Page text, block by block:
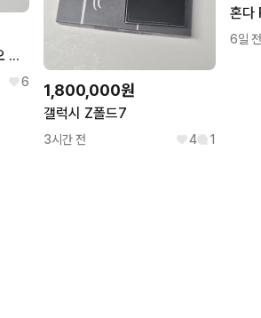
앙스타 츠카사 아라시 레오 세나 이즈미 리츠 나이츠 기고 특전 엽서
6 1,800,000원
갤럭시 Z폴드7
3시간 전 4 1
6일 전